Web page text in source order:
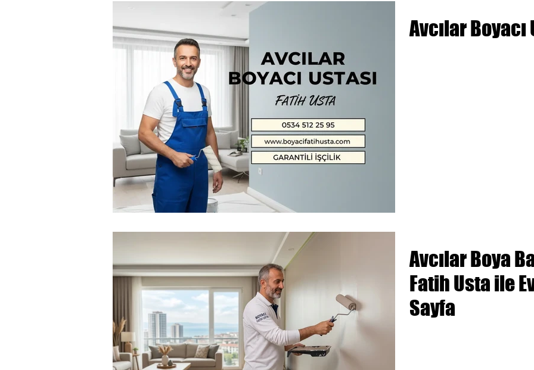
Avcılar Boyacı
Avcılar Boya
Fatih Usta ile
Sayfa